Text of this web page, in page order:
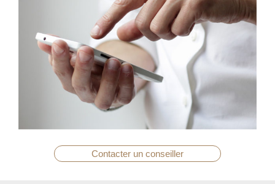
Contacter un conseiller